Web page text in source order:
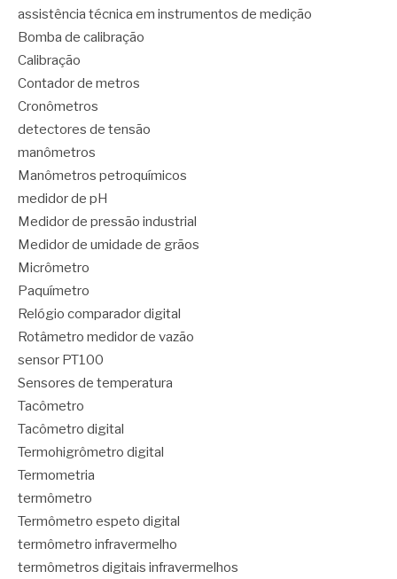
assistência técnica em instrumentos de medição
Bomba de calibração
Calibração
Contador de metros
Cronômetros
detectores de tensão
manômetros
Manômetros petroquímicos
medidor de pH
Medidor de pressão industrial
Medidor de umidade de grãos
Micrômetro
Paquímetro
Relógio comparador digital
Rotâmetro medidor de vazão
sensor PT100
Sensores de temperatura
Tacômetro
Tacômetro digital
Termohigrômetro digital
Termometria
termômetro
Termômetro espeto digital
termômetro infravermelho
termômetros digitais infravermelhos